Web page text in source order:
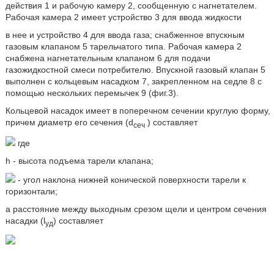
действия 1 и рабочую камеру 2, сообщенную с нагнетателем.
Рабочая камера 2 имеет устройство 3 для ввода жидкости
в нее и устройство 4 для ввода газа; снабженное впускным
газовым клапаном 5 тарельчатого типа. Рабочая камера 2
снабжена нагнетательным клапаном 6 для подачи
газожидкостной смеси потребителю. Впускной газовый клапан 5
выполнен с кольцевым насадком 7, закрепленном на седле 8 с
помощью нескольких перемычек 9 (фиг.3).
Кольцевой насадок имеет в поперечном сечении круглую форму,
причем диаметр его сечения (dсеч) составляет
где
h - высота подъема тарели клапана;
- угол наклона нижней конической поверхности тарели к
горизонтали;
а расстояние между выходным срезом щели и центром сечения
насадки (lуд) составляет